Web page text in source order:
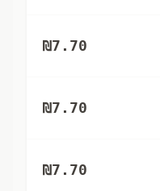
₪7.70
₪7.70
₪7.70